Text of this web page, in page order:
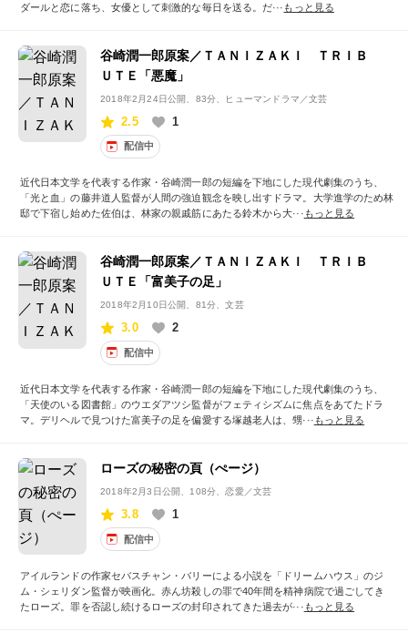
ダールと恋に落ち、女優として刺激的な毎日を送る。だ··· もっと見る
谷崎潤一郎原案／ＴＡＮＩＺＡＫＩ ＴＲＩＢ
ＵＴＥ「悪魔」
2018年2月24日公開 、83分、ヒューマンドラマ／文芸
2.5 1
配信中
近代日本文学を代表する作家・谷崎潤一郎の短編を下地にした現代劇集のうち、
「光と血」の藤井道人監督が人間の強迫観念を映し出すドラマ。大学進学のため林
邸で下宿し始めた佐伯は、林家の親戚筋にあたる鈴木から大··· もっと見る
谷崎潤一郎原案／ＴＡＮＩＺＡＫＩ ＴＲＩＢ
ＵＴＥ「富美子の足」
2018年2月10日公開、81分、文芸
3.0 2
配信中
近代日本文学を代表する作家・谷崎潤一郎の短編を下地にした現代劇集のうち、
「天使のいる図書館」のウエダアツシ監督がフェティシズムに焦点をあてたドラ
マ。デリヘルで見つけた富美子の足を偏愛する塚越老人は、甥··· もっと見る
ローズの秘密の頁（ぺージ）
2018年2月3日公開 、108分、恋愛／文芸
3.8 1
配信中
アイルランドの作家セバスチャン・バリーによる小説を「ドリームハウス」のジ
ム・シェリダン監督が映画化。赤ん坊殺しの罪で40年間を精神病院で過ごしてき
たローズ。罪を否認し続けるローズの封印されてきた過去が··· もっと見る